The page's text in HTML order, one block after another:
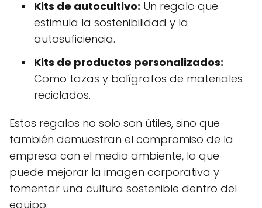
Kits de autocultivo: Un regalo que
estimula la sostenibilidad y la
autosuficiencia.
Kits de productos personalizados:
Como tazas y bolígrafos de materiales
reciclados.
Estos regalos no solo son útiles, sino que
también demuestran el compromiso de la
empresa con el medio ambiente, lo que
puede mejorar la imagen corporativa y
fomentar una cultura sostenible dentro del
equipo.